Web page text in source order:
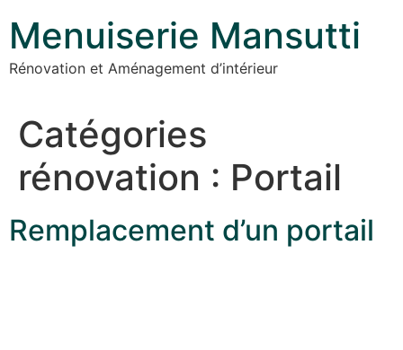
Menuiserie Mansutti
Rénovation et Aménagement d’intérieur
Catégories
rénovation : Portail
Remplacement d’un portail